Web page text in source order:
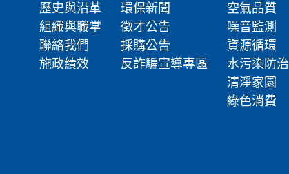
歷史與沿革
組織與職掌
聯絡我們
施政績效
環保新聞
徵才公告
採購公告
反詐騙宣導專區
空氣品質
噪音監測
資源循環
水污染防治
清淨家園
綠色消費